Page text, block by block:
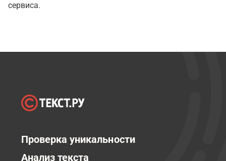
сервиса.
Проверка уникальности
Анализ текста